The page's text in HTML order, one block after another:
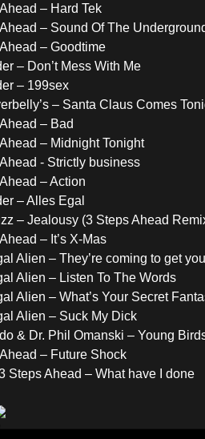
– Hard Tek
– Sound Of The
– Goodtime
– Don’t Mess With Me
– 199sex
– Santa Claus Comes
– Bad
– Midnight Tonight
- Strictly business
– Action
– Alles Egal
– Jealousy (3 Steps Ahead
– It’s X-Mas
Alien – They’re coming to get you
Alien – Listen To The Words
Alien – What’s Your Secret
Alien – Suck My Dick
& Dr. Phil Omanski – Young
– Future Shock
Steps Ahead – What have I done